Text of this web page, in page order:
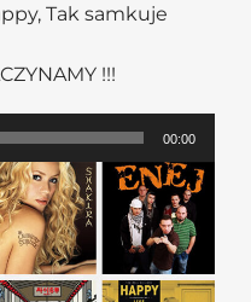
Tak samkuje
!!!
00:00